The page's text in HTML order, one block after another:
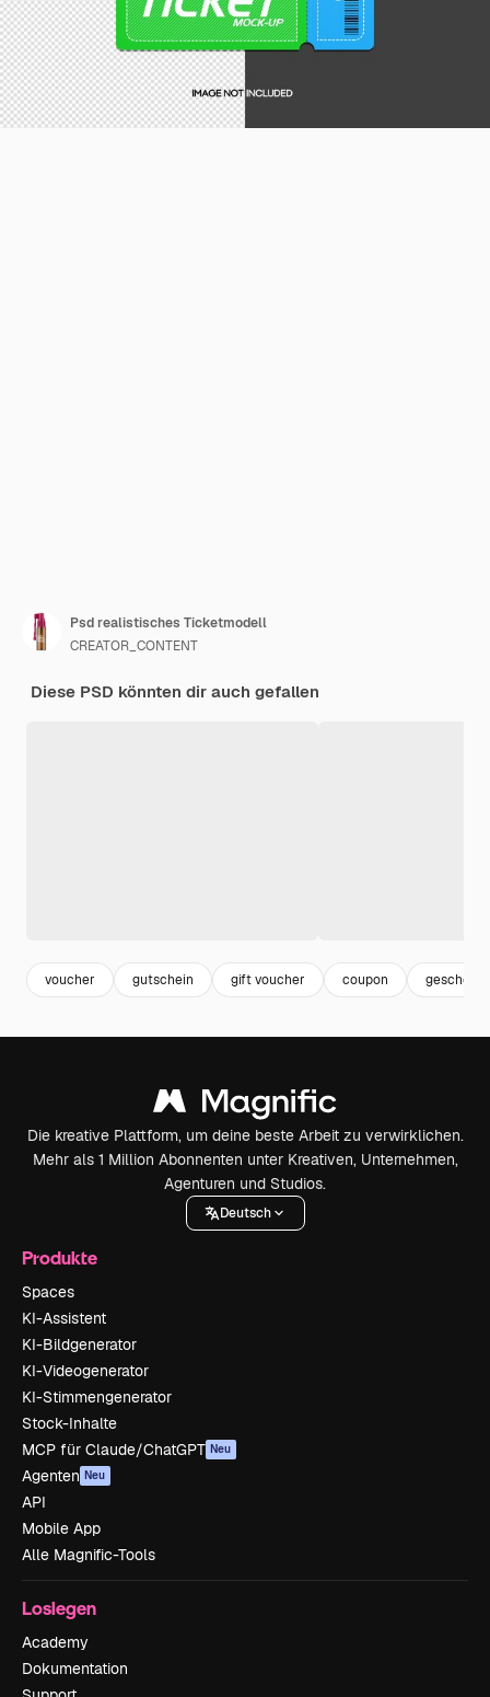
Psd realistisches Ticketmodell
CREATOR_CONTENT
Diese PSD könnten dir auch gefallen
voucher gutschein gift voucher coupon
Die kreative Plattform, um deine beste Arbeit zu verwirklichen.
Mehr als 1 Million Abonnenten unter Kreativen, Unternehmen,
Agenturen und Studios.
Deutsch
Produkte
Spaces
KI-Assistent
KI-Bildgenerator
KI-Videogenerator
KI-Stimmengenerator
Stock-Inhalte
MCP für Claude/ChatGPT Neu
Agenten Neu
API
Mobile App
Alle Magnific-Tools
Loslegen
Academy
Dokumentation